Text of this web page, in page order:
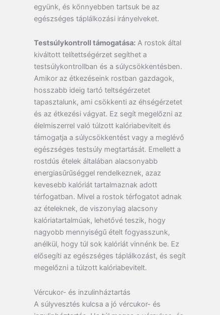
együnk, és könnyebben tartsuk be az
egészséges táplálkozási irányelveket.
Testsúlykontroll támogatása:A rostok által
kiváltott telítettségérzet segíthet a
testsúlykontrollban és a súlycsökkentésben.
Amikor az étkezéseink rostban gazdagok,
hosszabb ideig tartó teltségérzetet
tapasztalunk, ami csökkenti az éhségérzetet
és az étkezési vágyat. Ez segít megelőzni az
élelmiszerrel való túlzott kalóriabevitelt és
támogatja a súlycsökkentést vagy a meglévő
egészséges testsúly megtartását. Emellett a
rostdús ételek általában alacsonyabb
energiasűrűséggel rendelkeznek, azaz
kevesebb kalóriát tartalmaznak adott
térfogatban. Mivel a rostok térfogatot adnak
az ételeknek, de viszonylag alacsony
kalóriatartalmúak, lehetővé teszik, hogy
nagyobb mennyiségű ételt fogyasszunk,
anélkül, hogy túl sok kalóriát vinnénk be. Ez
elősegíti az egészséges táplálkozást, és segít
megelőzni a túlzott kalóriabevitelt.
Vércukor- és inzulinháztartás
A súlyvesztés kulcsa a jó vércukor- és